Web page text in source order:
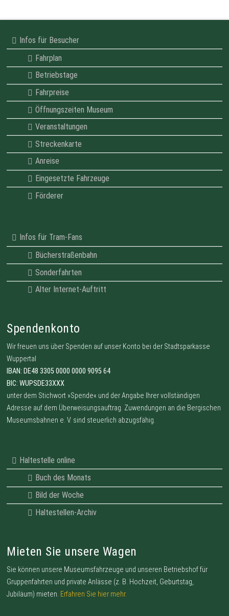
Infos für Besucher
Fahrplan
Betriebstage
Fahrpreise
Öffnungszeiten Museum
Veranstaltungen
Streckenkarte
Anreise
Eingesetzte Fahrzeuge
Förderer
Infos für Tram-Fans
Bücherstraßenbahn
Sonderfahrten
Alter Internet-Auftritt
Spendenkonto
Wir freuen uns über Spenden auf unser Konto bei der Stadtsparkasse
Wuppertal
IBAN: DE48 3305 0000 0000 9095 64
BIC: WUPSDE33XXX
unter dem Stichwort »Spende« und der Angabe Ihrer vollständigen
Adresse auf dem Überweisungsauftrag. Zuwendungen an die Bergischen
Museumsbahnen e. V. sind steuerlich abzugsfähig.
Haltestelle online
Buch des Monats
Bild der Woche
Haltestellen-Archiv
Mieten Sie unsere Wagen
Sie können unsere Museumsfahrzeuge und unseren Betriebshof für
Gruppenfahrten und private Anlässe (z. B. Hochzeit, Geburtstag,
Jubiläum) mieten. Erfahren Sie hier mehr.